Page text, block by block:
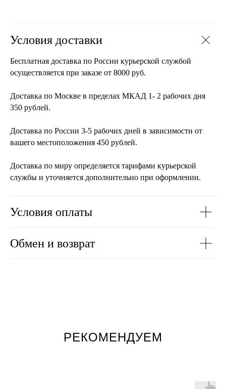
Условия доставки
Бесплатная доставка по России курьерской службой
осуществляется при заказе от 8000 руб.
Доставка по Москве в пределах МКАД 1- 2 рабочих дня
350 рублей.
Доставка по России 3-5 рабочих дней в зависимости от
вашего местоположения 450 рублей.
Доставка по миру определяется тарифами курьерской
службы и уточняется дополнительно при оформлении.
Условия оплаты
Обмен и возврат
РЕКОМЕНДУЕМ